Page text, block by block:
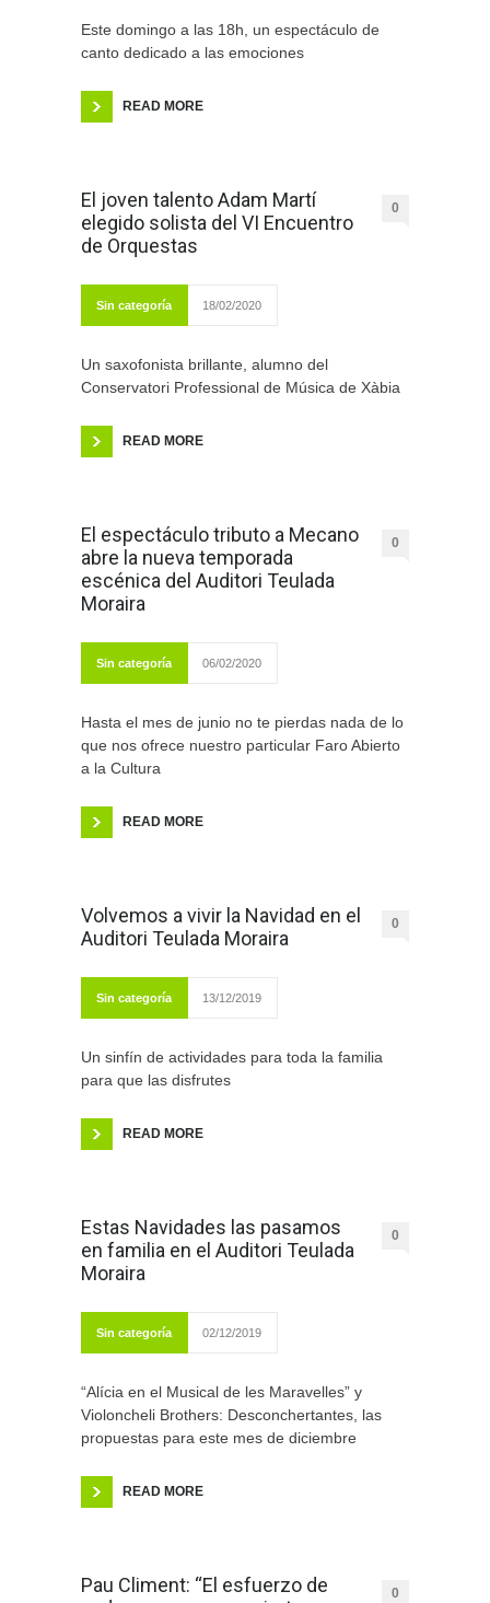
Este domingo a las 18h, un espectáculo de
canto dedicado a las emociones
READ MORE
El joven talento Adam Martí
elegido solista del VI Encuentro
de Orquestas
0
Sin categoría 18/02/2020
Un saxofonista brillante, alumno del
Conservatori Professional de Música de Xàbia
READ MORE
El espectáculo tributo a Mecano
abre la nueva temporada
escénica del Auditori Teulada
Moraira
0
Sin categoría 06/02/2020
Hasta el mes de junio no te pierdas nada de lo
que nos ofrece nuestro particular Faro Abierto
a la Cultura
READ MORE
Volvemos a vivir la Navidad en el
Auditori Teulada Moraira
0
Sin categoría 13/12/2019
Un sinfín de actividades para toda la familia
para que las disfrutes
READ MORE
Estas Navidades las pasamos
en familia en el Auditori Teulada
Moraira
0
Sin categoría 02/12/2019
“Alícia en el Musical de les Maravelles” y
Violoncheli Brothers: Desconchertantes, las
propuestas para este mes de diciembre
READ MORE
Pau Climent: “El esfuerzo de
0